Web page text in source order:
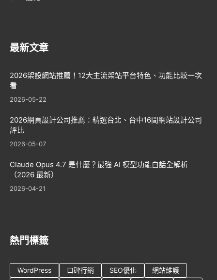
最新文章
2026架設網站推薦！12大主流架站平台特色、功能比較一次
看
2026-05-22
2026網頁設計公司推薦：精選台北、台中16間網站設計公司
評比
2026-05-07
Claude Opus 4.7 是什麼？最強 AI 模型功能白話全解析
（2026 最新）
2026-04-21
熱門標籤
WordPress 口碑行銷 SEO優化
網站維護